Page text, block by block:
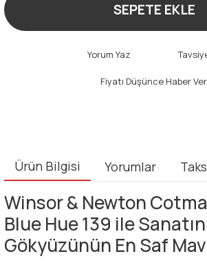
SEPETE EKLE
Yorum Yaz
Fiyatı Düşünce Haber Ver
Ürün Bilgisi Yorumlar
Winsor & Newton
Blue Hue 139 ile
Gökyüzünün En Saf